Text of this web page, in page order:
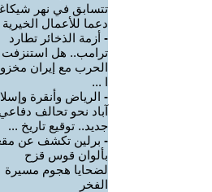
تتسابق في نهر
دعما للأعمال
- أزمة الذخائر تطارد
ترامب.. هل استنزفت
الحرب مع إيران
ا ...
- الرياض وأنقرة
آباد نحو تحالف دفاعي
جديد.. توقيع تاريخ ...
- برلين تكشف عن
بألوان قوس قزح
لضحايا هجوم مسيرة
الفخر